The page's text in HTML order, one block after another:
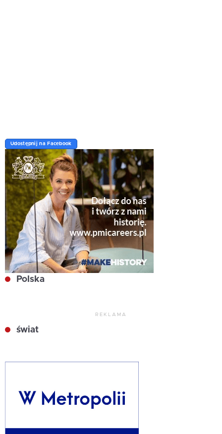
Udostępnij na Facebook
Polska
REKLAMA
świat